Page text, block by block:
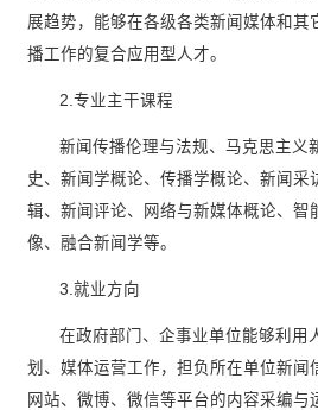
展趋势，能够在各级各类新闻媒体和其
播工作的复合应用型人才。
2.专业主干课程
新闻传播伦理与法规、马克思主义
史、新闻学概论、传播学概论、新闻采
辑、新闻评论、网络与新媒体概论、智
像、融合新闻学等。
3.就业方向
在政府部门、企事业单位能够利用
划、媒体运营工作，担负所在单位新闻
网站、微博、微信等平台的内容采编与